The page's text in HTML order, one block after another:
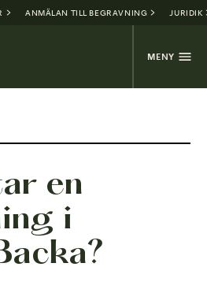
ANMÄLAN TILL BEGRAVNING JURIDIK
MENY
en
i